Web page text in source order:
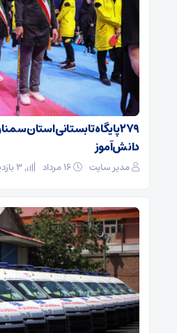
دانش‌آموز
مدیر سایت